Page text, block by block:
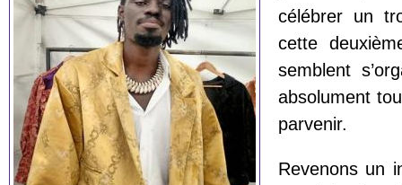
célébrer un
cette
semblent
absolument
parvenir.
Revenons un